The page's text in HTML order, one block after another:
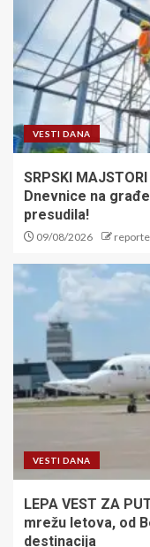
VESTI DANA
SRPSKI
Dnevnice na
presudila!
09/08/2026
VESTI DANA
LEPA VEST ZA
mrežu letova, od
destinacija